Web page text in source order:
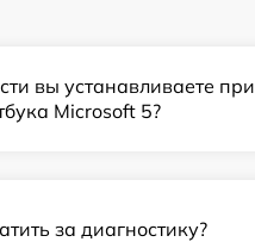
вы устанавливаете при
Microsoft 5?
за диагностику?